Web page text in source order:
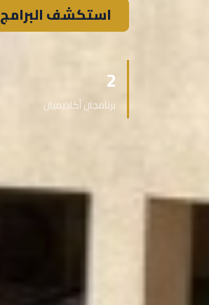
استكشف البرامج
2
برنامجان أكاديميان